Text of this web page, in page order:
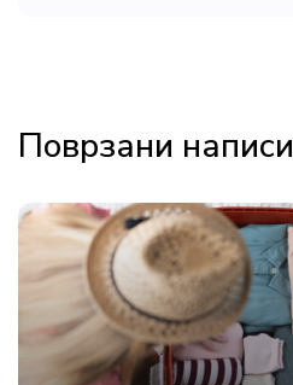
Поврзани написи